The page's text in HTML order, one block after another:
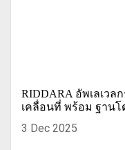
RIDDARA อัพเลเวล
เคลื่อนที่ พร้อม ฐานโ
3 Dec 2025